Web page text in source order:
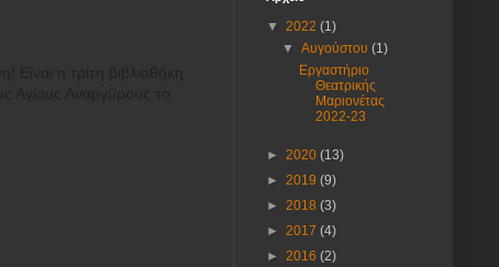
▼ 2022 (1)
▼Αυγούστου(1)
Εργαστήριο
Θεατρικής
Μαριονέτας
2022-23
► 2020 (13)
► 2019 (9)
► 2018 (3)
► 2017 (4)
► 2016 (2)